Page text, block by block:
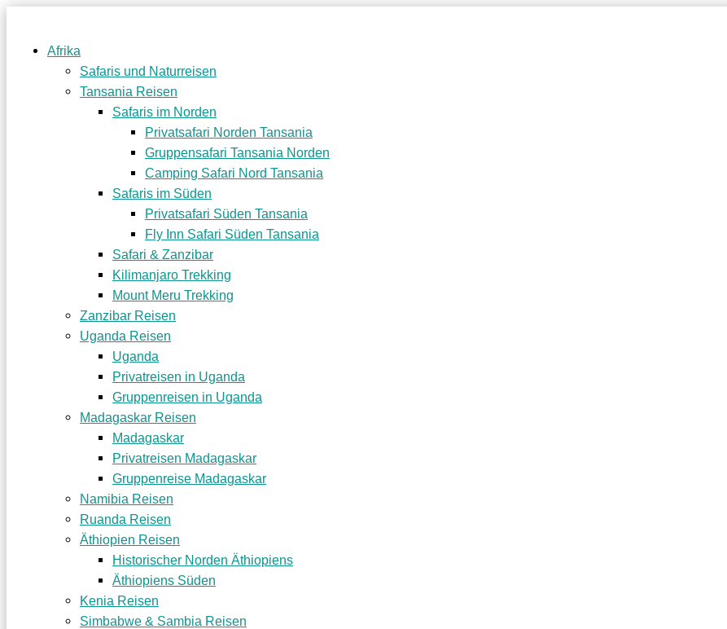
Afrika
Safaris und Naturreisen
Tansania Reisen
Safaris im Norden
Privatsafari Norden Tansania
Gruppensafari Tansania Norden
Camping Safari Nord Tansania
Safaris im Süden
Privatsafari Süden Tansania
Fly Inn Safari Süden Tansania
Safari & Zanzibar
Kilimanjaro Trekking
Mount Meru Trekking
Zanzibar Reisen
Uganda Reisen
Uganda
Privatreisen in Uganda
Gruppenreisen in Uganda
Madagaskar Reisen
Madagaskar
Privatreisen Madagaskar
Gruppenreise Madagaskar
Namibia Reisen
Ruanda Reisen
Äthiopien Reisen
Historischer Norden Äthiopiens
Äthiopiens Süden
Kenia Reisen
Simbabwe & Sambia Reisen